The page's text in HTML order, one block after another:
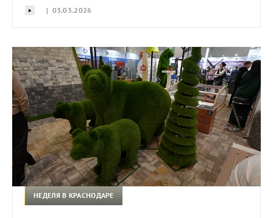
| 03.03.2026
НЕДЕЛЯ В КРАСНОДАРЕ